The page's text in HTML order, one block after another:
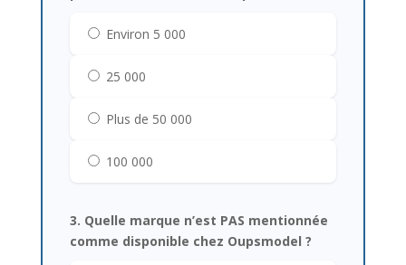
Environ 5 000
25 000
Plus de 50 000
100 000
3. Quelle marque n’est PAS mentionnée
comme disponible chez Oupsmodel ?